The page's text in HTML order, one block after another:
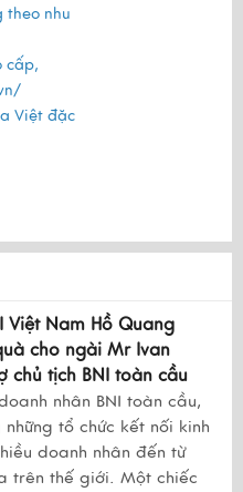
theo nhu
cấp,
Việt đặc
Việt Nam Hồ Quang
cho ngài Mr Ivan
chủ tịch BNI toàn cầu
nhân BNI toàn cầu,
tổ chức kết nối kinh
doanh nhân đến từ
trên thế giới. Một chiếc